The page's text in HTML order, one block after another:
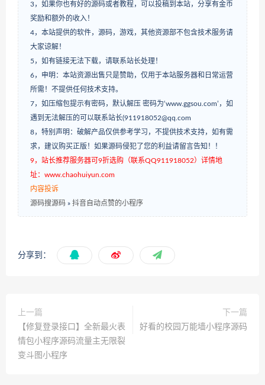
3，如果你也有好的源码或者教程，可以投稿到本站，分享有金币
奖励和额外的收入！
4，本站提供的软件，源码，游戏，其他资源部不包含技术服务请
大家谅解！
5，如有链接无法下载，请联系站长处理！
6，申明：本站资源出售只是赞助，仅用于本站服务器和日常运营
所需！不提供任何技术支持。
7，如压缩包提示有密码，默认解压 密码为‘www.ggsou.com’，如
遇到无法解压的可以联系站长(911918052@qq.com
8，特别声明：破解产品仅供参考学习，不提供技术支持，如有需
求，建议购买正版！如果源码侵犯了您的利益请留言告知！！
9，站长推荐服务器可9折选购（联系QQ911918052）详情地
址：www.chaohuiyun.com
内容投诉
源码搜源码 » 抖音自动点赞的小程序
分享到：
上一篇
【修复登录接口】全新最火表
情包小程序源码流量主无限裂
变斗图小程序
下一篇
好看的校园万能墙小程序源码